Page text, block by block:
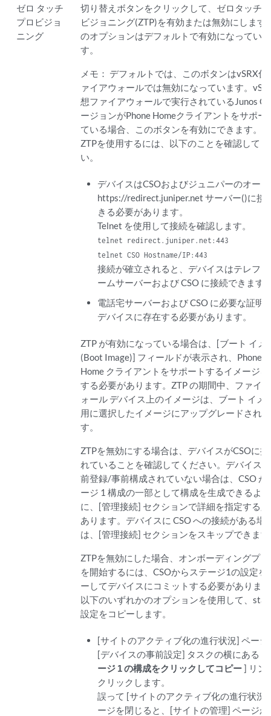
ゼロ タッチ
プロビジョ
ニング
切り替えボタンをクリックして、ゼロタッチ
ビジョニング(ZTP)を有効または無効にします
のオプションはデフォルトで有効になっていま
す。
メモ： デフォルトでは、このボタンはvSRX仮
ァイアウォールでは無効になっています。
想ファイアウォールで実行されているJunos
ージョンがPhone Homeクライアントをサポー
ている場合、このボタンを有効にできます。
ZTPを使用するには、以下のことを確認して
い。
デバイスはCSOおよびジュニパーのオー
https://redirect.juniper.net サーバー()に接
きる必要があります。
Telnet を使用して接続を確認します。
telnet redirect.juniper.net:443
telnet CSO Hostname/IP:443
接続が確立されると、デバイスはテレフ
ームサーバーおよび CSO に接続できます
電話宅サーバーおよび CSO に必要な証明
デバイスに存在する必要があります。
ZTP が有効になっている場合は、[ブート イメ
(Boot Image)] フィールドが表示され、Phone-
Home クライアントをサポートするイメージ
する必要があります。ZTP の期間中、ファイ
ォール デバイス上のイメージは、ブート イメ
用に選択したイメージにアップグレードされま
す。
ZTPを無効にする場合は、デバイスがCSOに
れていることを確認してください。デバイス
前登録/事前構成されていない場合は、CSO が
ージ 1 構成の一部として構成を生成できるよう
に、[管理接続] セクションで詳細を指定する
あります。デバイスに CSO への接続がある場
は、[管理接続] セクションをスキップできま
ZTPを無効にした場合、オンボーディングプ
を開始するには、CSOからステージ1の設定を
ーしてデバイスにコミットする必要がありま
以下のいずれかのオプションを使用して、
設定をコピーします。
[サイトのアクティブ化の進行状況] ページ
[デバイスの事前設定] タスクの横にある [
ージ 1 の構成をクリックしてコピー] リン
クリックします。
誤って [サイトのアクティブ化の進行状況]
ージを閉じると、[サイトの管理] ページか